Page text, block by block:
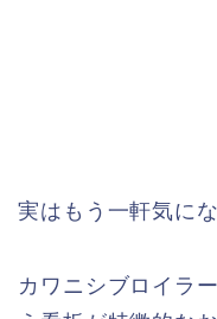
実はもう一軒気に
カワニシブロイラ